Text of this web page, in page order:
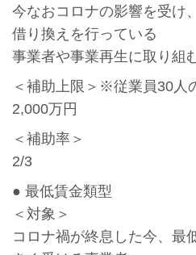
今なおコロナの影響を受け
借り換えを行っている
事業者や事業再生に取り組
＜補助上限＞※従業員30人
2,000万円
＜補助率＞
2/3
● 最低賃金類型
＜対象＞
コロナ禍が終息した今、最